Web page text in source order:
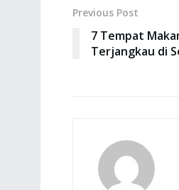
Previous Post
7 Tempat
Terjangkau di